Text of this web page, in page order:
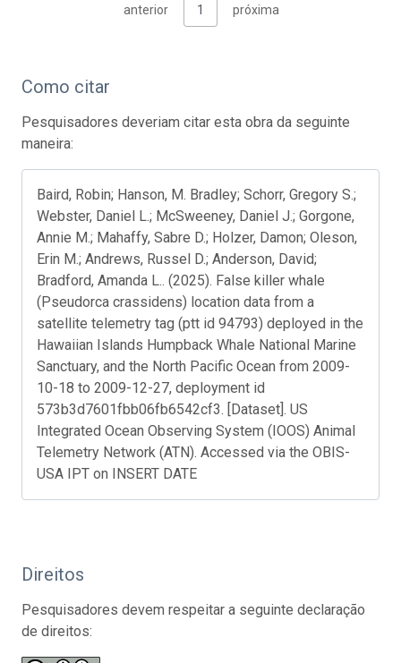
anterior 1 próxima
Como citar
Pesquisadores deveriam citar esta obra da seguinte
maneira:
Baird, Robin; Hanson, M. Bradley; Schorr, Gregory S.;
Webster, Daniel L.; McSweeney, Daniel J.; Gorgone,
Annie M.; Mahaffy, Sabre D.; Holzer, Damon; Oleson,
Erin M.; Andrews, Russel D.; Anderson, David;
Bradford, Amanda L.. (2025). False killer whale
(Pseudorca crassidens) location data from a
satellite telemetry tag (ptt id 94793) deployed in the
Hawaiian Islands Humpback Whale National Marine
Sanctuary, and the North Pacific Ocean from 2009-
10-18 to 2009-12-27, deployment id
573b3d7601fbb06fb6542cf3. [Dataset]. US
Integrated Ocean Observing System (IOOS) Animal
Telemetry Network (ATN). Accessed via the OBIS-
USA IPT on INSERT DATE
Direitos
Pesquisadores devem respeitar a seguinte declaração
de direitos: